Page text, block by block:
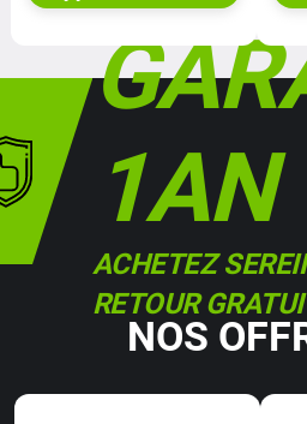
1AN
ACHETEZ
RETOUR
NOS